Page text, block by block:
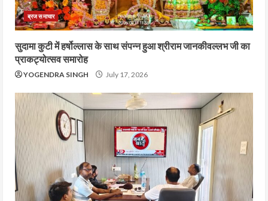
ब्रज समाचार
सुदामा कुटी में हर्षोल्लास के साथ संपन्न हुआ श्रीराम जानकीवल्लभ जी का
प्राकट्योत्सव समारोह
YOGENDRA SINGH July 17, 2026